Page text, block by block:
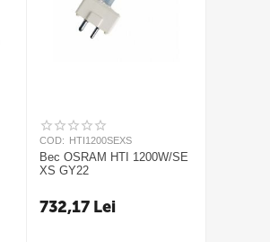
COD: HTI1200SEXS
Bec OSRAM HTI 1200W/SE
XS GY22
732,17 Lei